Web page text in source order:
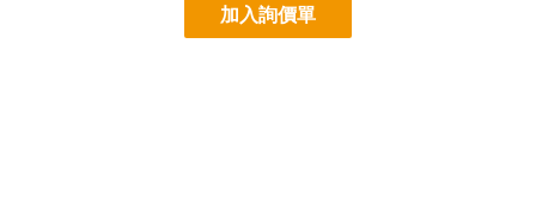
加入詢價單